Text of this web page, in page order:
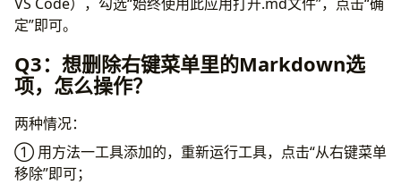
定”即可。
Q3：想删除右键菜单里的Markdown选
项，怎么操作？
两种情况：
① 用方法一工具添加的，重新运行工具，点击“从右键菜单
移除”即可；